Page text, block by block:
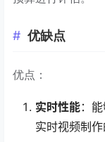
优缺点
优点：
实时性能：
实时视频制作